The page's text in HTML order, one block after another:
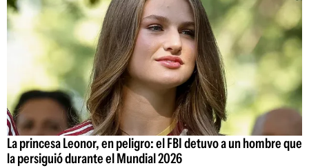
La princesa Leonor, en peligro: el FBI detuvo a un hombre que
la persiguió durante el Mundial 2026